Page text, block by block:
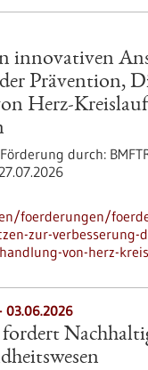
innovativen
der Prävention,
Herz-
Förderung durch:
27.07.2026
foerderungen/
zur-verbesserung-
von-herz-